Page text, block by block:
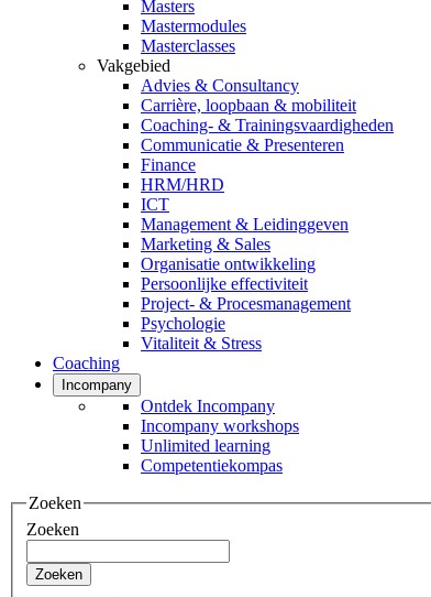
Masters
Mastermodules
Masterclasses
Vakgebied
Advies & Consultancy
Carrière, loopbaan & mobiliteit
Coaching- & Trainingsvaardigheden
Communicatie & Presenteren
Finance
HRM/HRD
ICT
Management & Leidinggeven
Marketing & Sales
Organisatie ontwikkeling
Persoonlijke effectiviteit
Project- & Procesmanagement
Psychologie
Vitaliteit & Stress
Coaching
Incompany
Ontdek Incompany
Incompany workshops
Unlimited learning
Competentiekompas
Zoeken
Zoeken
Zoeken